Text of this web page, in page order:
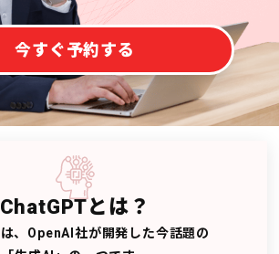
今すぐ予約する
ChatGPTとは？
は、OpenAI社が開発した今話題の